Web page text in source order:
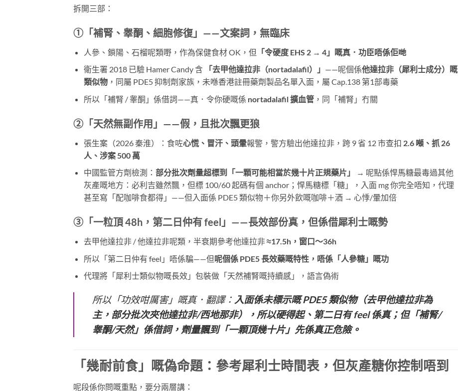
拆開三部：
①「補腎、睾酮、細胞修復」——文案詞，無臨床
人參、鎖陽、石榴呢類嘢，作為保健食材 OK，但 「令硬度 EHS 2 → 4」嘅真．功臣唔係佢哋
衛生署 2018 已驗 Hamer Candy 含
「去甲他達拉非（nortadalafil）」 ——呢個係他達拉非（犀利士成分）嘅
類似物，同屬 PDE5 抑制劑家族，未喺香港註冊藥劑製品名單入面，屬 Cap.138 第1部毒藥
所以「補腎 / 睾酮」係借詞——真．令你硬嘅係 nortadalafil 擴血管，同「補腎」冇關
②「天然無副作用」——假，且批次飄更狼
張生案（2026 秦淮）：食咗心慌、冒汗、頭暈報警，警方驗出他達拉非，跨 9 省 12 市查扣 2.6 噸、抓 26
人、涉案 500 萬
中國監管方劑檢測： 部分批次劑量超標到「一顆可能相當於幾十片正規藥片」
​ → 呢點係悍馬糖最毒過其他
灰產嘅地方：必利吉雖然飄，但標 100/60 起碼有個 anchor；悍馬糖標「糖」，入面 mg 你完全唔知，代理
甚至寫「配咖啡食都得」——但入面係 PDE5 類似物＋你另外飲嘅咖啡＋酒 → 心悸/暈加倍
③「一粒頂 48h，第二日仲有 feel」——長效部份真，但係借犀利士嘅勢
去甲他達拉非 / 他達拉非呢類，半衰期參考他達拉非≈17.5h，窗口～36h
所以「第二日仲有 feel」唔係騙——但呢個係 PDE5 長效藥嘅特性，唔係「人參糖」嘅功
代理將「犀利士類似物嘅長效」包裝做「天然補腎嘅持續感」，語言偽術
所以「功效咁厲害」嘅真．翻譯： 入面係未標示嘅 PDE5 類似物（去甲他達拉非為
主，部分批次夾他達拉非/西地那非），所以硬得起、第二日有 feel 係真；但「補腎/
睾酮/天然」係借詞，劑量飄到「一顆頂幾十片」先係真正危險。
「幾耐前食」嘅偽命題：參考犀利士時間表，但灰產糖你控制唔到
呢段係你問嘅重點，要分兩層講：